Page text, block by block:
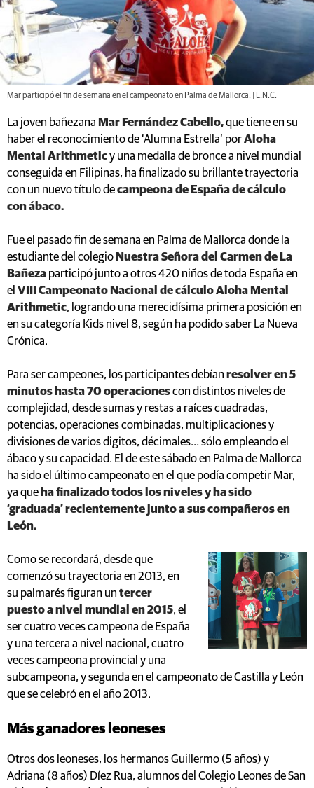
Mar participó el fin de semana en el campeonato en Palma de Mallorca. | L.N.C.
La joven bañezana Mar Fernández Cabello,que tiene en su
haber el reconocimiento de ‘Alumna Estrella’ porAloha
Mental Arithmeticy una medalla de bronce a nivel mundial
conseguida en Filipinas, ha finalizado su brillante trayectoria
con un nuevo título decampeona de España de cálculo
con ábaco.
Fue el pasado fin de semana en Palma de Mallorca donde la
estudiante del colegio Nuestra Señora del Carmen de La
Bañeza participó junto a otros 420 niños de toda España en
el VIII Campeonato Nacional de cálculo Aloha Mental
Arithmetic, logrando una merecidísima primera posición en
en su categoría Kids nivel 8, según ha podido saber La Nueva
Crónica.
Para ser campeones, los participantes debían resolver en 5
minutos hasta 70 operacionescon distintos niveles de
complejidad, desde sumas y restas a raíces cuadradas,
potencias, operaciones combinadas, multiplicaciones y
divisiones de varios digitos, décimales… sólo empleando el
ábaco y su capacidad. El de este sábado en Palma de Mallorca
ha sido el último campeonato en el que podía competir Mar,
ya que ha finalizado todos los niveles y ha sido
‘graduada’ recientemente junto a sus compañeros en
León.
Como se recordará, desde que
comenzó su trayectoria en 2013, en
su palmarés figuran un tercer
puesto a nivel mundial en 2015, el
ser cuatro veces campeona de España
y una tercera a nivel nacional, cuatro
veces campeona provincial y una
subcampeona, y segunda en el campeonato de Castilla y León
que se celebró en el año 2013.
Más ganadores leoneses
Otros dos leoneses, los hermanos Guillermo (5 años) y
Adriana (8 años) Díez Rua, alumnos del Colegio Leones de San